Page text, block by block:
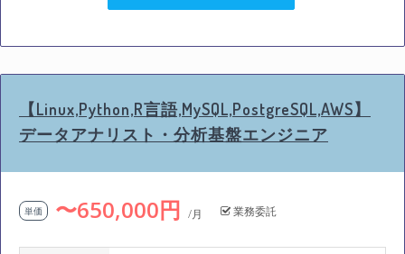
【Linux,Python,R言語,MySQL,PostgreSQL,AWS】
データアナリスト・分析基盤エンジニア
単価 〜650,000円 /月 業務委託